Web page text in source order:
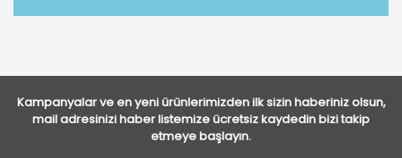
Kampanyalar ve en yeni ürünlerimizden ilk sizin haberiniz olsun,
mail adresinizi haber listemize ücretsiz kaydedin bizi takip
etmeye başlayın.